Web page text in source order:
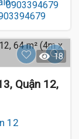
0903394679
18
Quận 12,
12